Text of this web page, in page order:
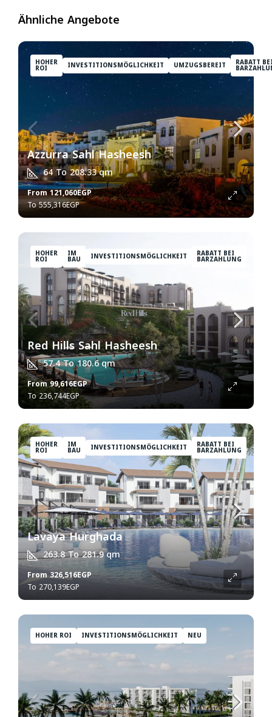
Ähnliche Angebote
HOHER
ROI INVESTITIONSMÖGLICHKEIT UMZUGSBEREIT RABATT
Azzurra Sahl Hasheesh
64 To 208.33qm
From121,060EGP
555,316EGP
HOHER
ROI
IM
BAU INVESTITIONSMÖGLICHKEIT RABATT BEI
BARZAHLUNG
Red Hills Sahl Hasheesh
57.4 To 180.6qm
From99,616EGP
236,744EGP
HOHER
ROI
IM
BAU INVESTITIONSMÖGLICHKEIT RABATT BEI
BARZAHLUNG
Lavaya Hurghada
263.8 To 281.9qm
From326,516EGP
270,139EGP
HOHER ROI INVESTITIONSMÖGLICHKEIT NEU